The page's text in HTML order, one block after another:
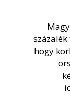
hogy